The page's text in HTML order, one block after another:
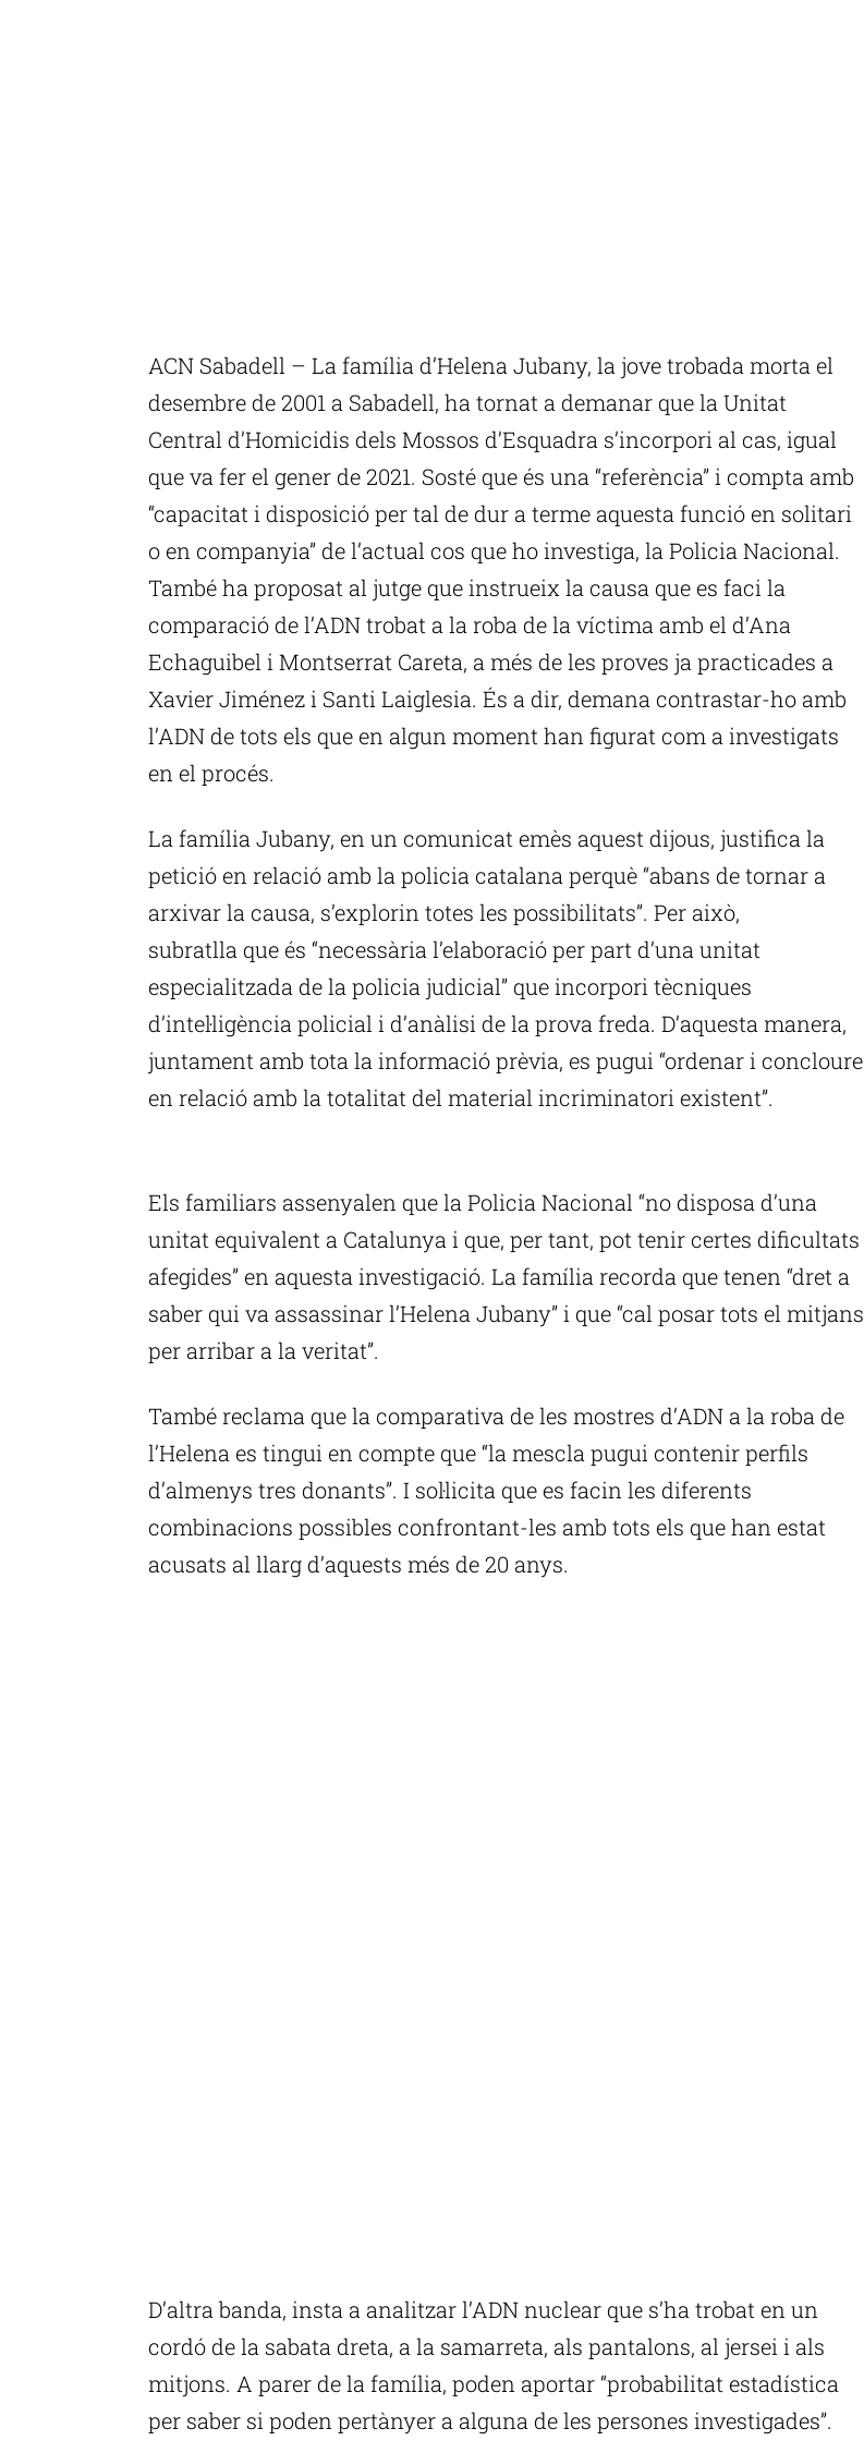
ACN Sabadell – La família d’Helena Jubany, la jove trobada morta el
desembre de 2001 a Sabadell, ha tornat a demanar que la Unitat
Central d’Homicidis dels Mossos d’Esquadra s’incorpori al cas, igual
que va fer el gener de 2021. Sosté que és una “referència” i compta amb
“capacitat i disposició per tal de dur a terme aquesta funció en solitari
o en companyia” de l’actual cos que ho investiga, la Policia Nacional.
També ha proposat al jutge que instrueix la causa que es faci la
comparació de l’ADN trobat a la roba de la víctima amb el d’Ana
Echaguibel i Montserrat Careta, a més de les proves ja practicades a
Xavier Jiménez i Santi Laiglesia. És a dir, demana contrastar-ho amb
l’ADN de tots els que en algun moment han figurat com a investigats
en el procés.
La família Jubany, en un comunicat emès aquest dijous, justifica la
petició en relació amb la policia catalana perquè “abans de tornar a
arxivar la causa, s’explorin totes les possibilitats”. Per això,
subratlla que és “necessària l’elaboració per part d’una unitat
especialitzada de la policia judicial” que incorpori tècniques
d’intel·ligència policial i d’anàlisi de la prova freda. D’aquesta manera,
juntament amb tota la informació prèvia, es pugui “ordenar i concloure
en relació amb la totalitat del material incriminatori existent”.
Els familiars assenyalen que la Policia Nacional “no disposa d’una
unitat equivalent a Catalunya i que, per tant, pot tenir certes dificultats
afegides” en aquesta investigació. La família recorda que tenen “dret a
saber qui va assassinar l’Helena Jubany” i que “cal posar tots el mitjans
per arribar a la veritat”.
També reclama que la comparativa de les mostres d’ADN a la roba de
l’Helena es tingui en compte que “la mescla pugui contenir perfils
d’almenys tres donants”. I sol·licita que es facin les diferents
combinacions possibles confrontant-les amb tots els que han estat
acusats al llarg d’aquests més de 20 anys.
D’altra banda, insta a analitzar l’ADN nuclear que s’ha trobat en un
cordó de la sabata dreta, a la samarreta, als pantalons, al jersei i als
mitjons. A parer de la família, poden aportar “probabilitat estadística
per saber si poden pertànyer a alguna de les persones investigades”.